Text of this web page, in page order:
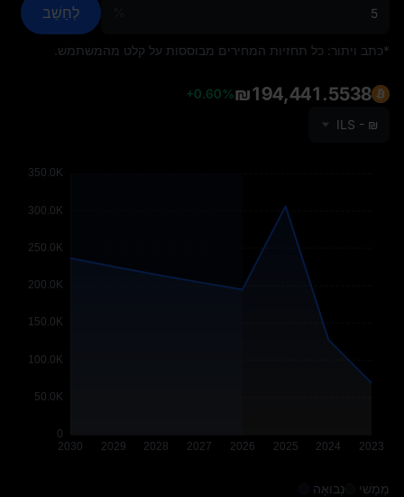
לְחַשֵׁב
*כתב ויתור: כל תחזיות המחירים מבוססות על קלט מהמשתמש.
₪194,441.5538
+0.60%
ILS - ₪
מַמָשִׁי נְבוּאָה